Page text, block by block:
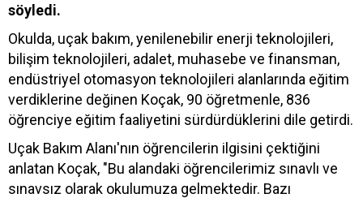
söyledi.
Okulda, uçak bakım, yenilenebilir enerji teknolojileri,
bilişim teknolojileri, adalet, muhasebe ve finansman,
endüstriyel otomasyon teknolojileri alanlarında eğitim
verdiklerine değinen Koçak, 90 öğretmenle, 836
öğrenciye eğitim faaliyetini sürdürdüklerini dile getirdi.
Uçak Bakım Alanı'nın öğrencilerin ilgisini çektiğini
anlatan Koçak, "Bu alandaki öğrencilerimiz sınavlı ve
sınavsız olarak okulumuza gelmektedir. Bazı